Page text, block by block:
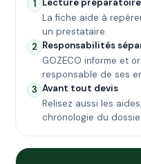
1 Lecture préparatoire
La fiche aide à
un prestataire.
2 Responsabilités
GOZECO informe et
responsable de ses
3 Avant tout devis
Relisez aussi les
chronologie du